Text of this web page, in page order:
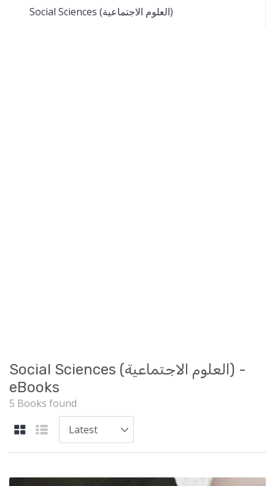
Social Sciences (العلوم الاجتماعية)
Social Sciences (العلوم الاجتماعية) -
eBooks
5 Books found